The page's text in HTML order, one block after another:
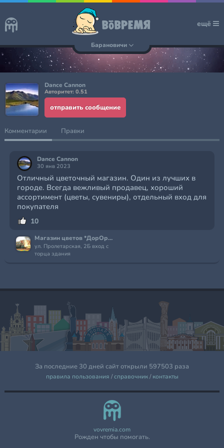
ещё
Барановичи
Dance Cannon
Авторитет: 0.51
отправить сообщение
Комментарии Правки
Dance Cannon
30 янв 2023
Отличный цветочный магазин. Один из лучших в
городе. Всегда вежливый продавец, хороший
ассортимент (цветы, сувениры), отдельный вход для
покупателя
10
Магазин цветов *ДорОрс*
ул. Пролетарская, 2Б вход с
торца здания
За последние 30 дней сайт открыли 597503 раза
правила пользования /справочник/контакты
vovremia.com
Рожден чтобы помогать.